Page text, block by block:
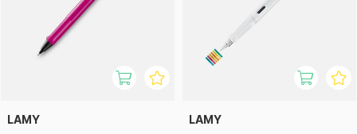
LAMY LAMY